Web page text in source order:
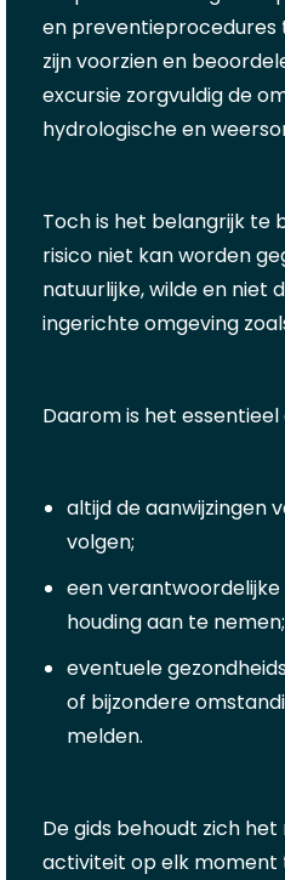
en preventieprocedures
zijn voorzien en
excursie zorgvuldig de
hydrologische en
Toch is het belangrijk te
risico niet kan worden
natuurlijke, wilde en niet
ingerichte omgeving
Daarom is het essentieel
altijd de aanwijzingen
volgen;
een
houding aan te nemen;
eventuele
of bijzondere
melden.
De gids behoudt zich
activiteit op elk moment